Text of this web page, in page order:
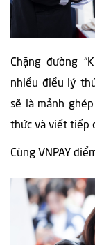
Chặng đường
nhiều điều lý
sẽ là mảnh
thức và viết tiếp
Cùng VNPAY